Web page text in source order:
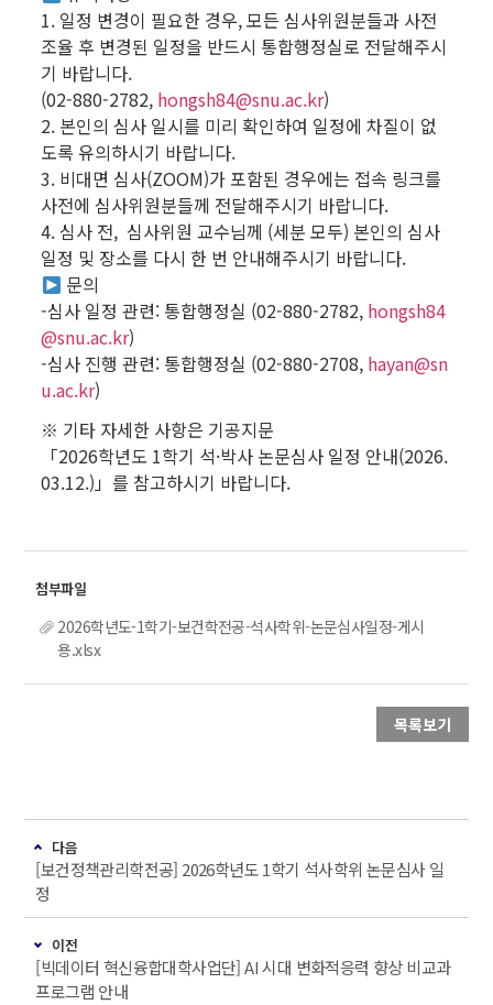
1. 일정 변경이 필요한 경우, 모든 심사위원분들과 사전
조율 후 변경된 일정을 반드시 통합행정실로 전달해주시
기 바랍니다.
(02-880-2782, hongsh84@snu.ac.kr)
2. 본인의 심사 일시를 미리 확인하여 일정에 차질이 없
도록 유의하시기 바랍니다.
3. 비대면 심사(ZOOM)가 포함된 경우에는 접속 링크를
사전에 심사위원분들께 전달해주시기 바랍니다.
4. 심사 전, 심사위원 교수님께 (세분 모두) 본인의 심사
일정 및 장소를 다시 한 번 안내해주시기 바랍니다.
문의
-심사 일정 관련: 통합행정실 (02-880-2782, hongsh84
@snu.ac.kr)
-심사 진행 관련: 통합행정실 (02-880-2708, hayan@sn
u.ac.kr)
※ 기타 자세한 사항은 기공지문
「2026학년도 1학기 석·박사 논문심사 일정 안내(2026.
03.12.)」를 참고하시기 바랍니다.
2026학년도-1학기-보건학전공-석사학위-논문심사일정-게시
용.xlsx
목록보기
다음
[보건정책관리학전공] 2026학년도 1학기 석사학위 논문심사 일
정
이전
[빅데이터 혁신융합대학사업단] AI 시대 변화적응력 향상 비교과
프로그램 안내